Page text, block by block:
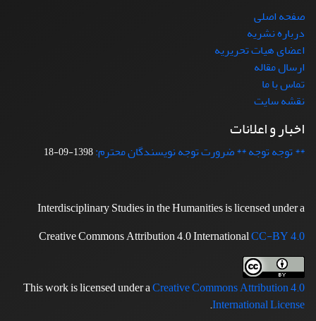
صفحه اصلی
درباره نشریه
اعضای هیات تحریریه
ارسال مقاله
تماس با ما
نقشه سایت
اخبار و اعلانات
** توجه توجه ** ضرورت توجه نویسندگان محترم:1398-09-18
Interdisciplinary Studies in the Humanities is licensed under a
Creative Commons Attribution 4.0 InternationalCC-BY 4.0
This work is licensed under aCreative Commons Attribution 4.0
International License
.